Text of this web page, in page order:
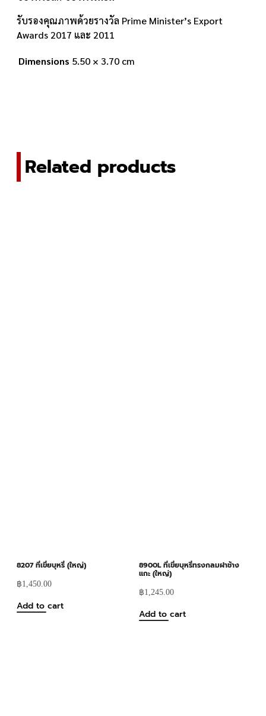
รับรองคุณภาพด้วยรางวัล Prime Minister’s Export
Awards 2017 และ 2011
Dimensions 5.50 × 3.70 cm
Related products
8207 ที่เขี่ยบุหรี่ (ใหญ่)
฿1,450.00
Add to cart
8900L ที่เขี่ยบุหรี่ทรงกลมฝาช้าง
แกะ (ใหญ่)
฿1,245.00
Add to cart